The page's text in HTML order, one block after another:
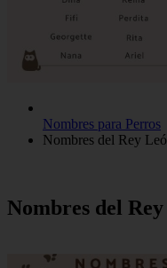
Nombres para Perros
Nombres del Rey
Nombres del